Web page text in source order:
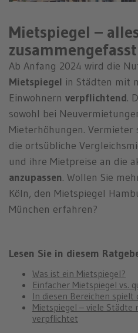
Mietspiegel –
zusammengefasst
Ab Anfang 2024 wird die
Mietspiegel in Städten mit
Einwohnern verpflichtend.
sowohl bei
Mieterhöhungen.
die ortsübliche
und ihre Mietpreise an die
anzupassen. Wollen Sie
Köln, den Mietspiegel
München erfahren?
Lesen Sie in diesem
Was ist ein Mietspiegel?
Einfacher Mietspiegel vs.
In diesen Bereichen
Mietspiegel – viele Städte
verpflichtet